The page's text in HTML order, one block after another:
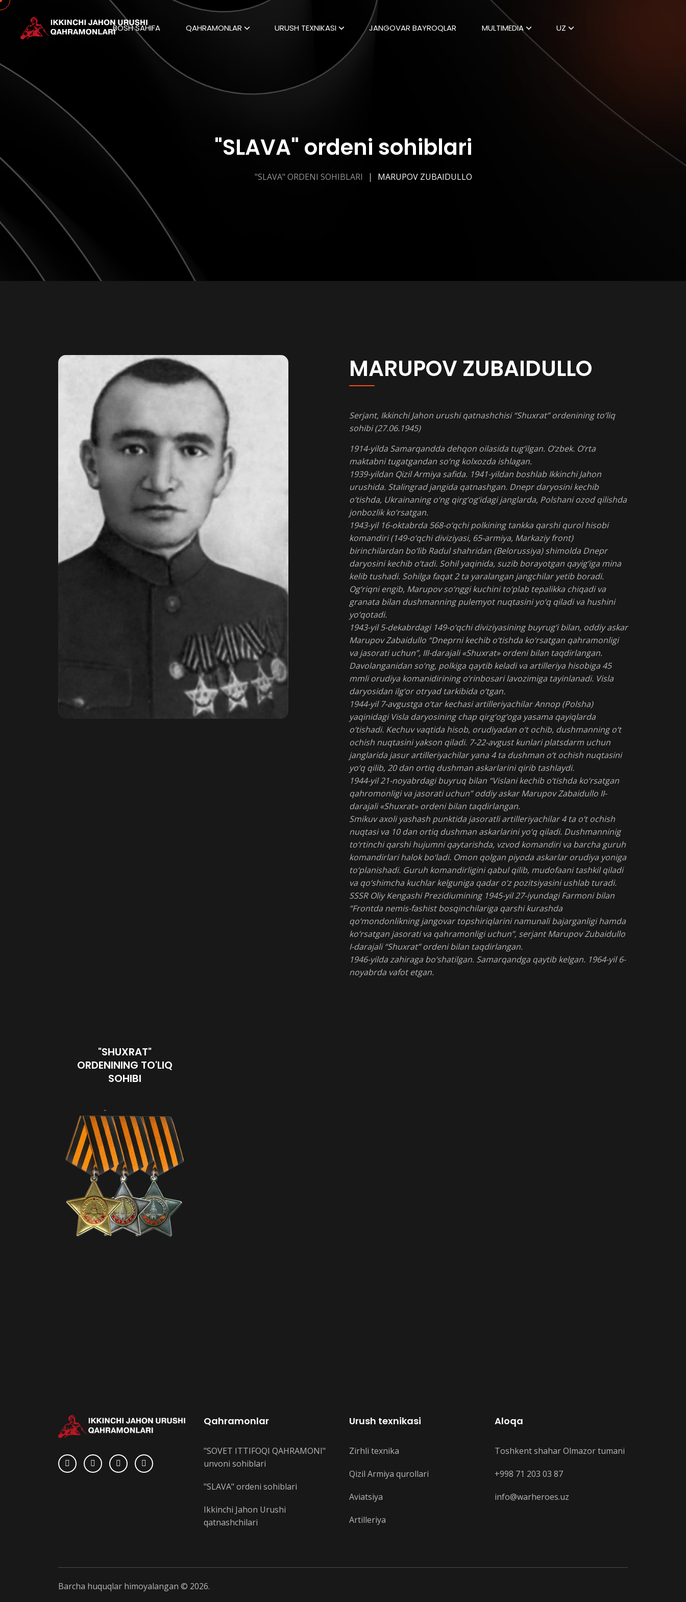
BOSH SAHIFA QAHRAMONLAR URUSH TEXNIKASI JANGOVAR BAYROQLAR MULTIMEDIA UZ
"SLAVA" ordeni sohiblari
"SLAVA" ORDENI SOHIBLARI MARUPOV ZUBAIDULLO
MARUPOV ZUBAIDULLO
Serjant, Ikkinchi Jahon urushi qatnashchisi “Shuxrat” ordenining to‘liq
sohibi (27.06.1945)
1914-yilda Samarqandda dehqon oilasida tug‘ilgan. O‘zbek. O‘rta
maktabni tugatgandan so‘ng kolxozda ishlagan.
1939-yildan Qizil Armiya safida. 1941-yildan boshlab Ikkinchi Jahon
urushida. Stalingrad jangida qatnashgan. Dnepr daryosini kechib
o‘tishda, Ukrainaning o‘ng qirg‘og‘idagi janglarda, Polshani ozod qilishda
jonbozlik ko‘rsatgan.
1943-yil 16-oktabrda 568-o‘qchi polkining tankka qarshi qurol hisobi
komandiri (149-o‘qchi diviziyasi, 65-armiya, Markaziy front)
birinchilardan bo‘lib Radul shahridan (Belorussiya) shimolda Dnepr
daryosini kechib o‘tadi. Sohil yaqinida, suzib borayotgan qayig‘iga mina
kelib tushadi. Sohilga faqat 2 ta yaralangan jangchilar yetib boradi.
Og‘riqni engib, Marupov so‘nggi kuchini to‘plab tepalikka chiqadi va
granata bilan dushmanning pulemyot nuqtasini yo‘q qiladi va hushini
yo‘qotadi.
1943-yil 5-dekabrdagi 149-o‘qchi diviziyasining buyrug‘i bilan, oddiy askar
Marupov Zabaidullo “Dneprni kechib o‘tishda ko‘rsatgan qahramonligi
va jasorati uchun”, III-darajali «Shuxrat» ordeni bilan taqdirlangan.
Davolanganidan so‘ng, polkiga qaytib keladi va artilleriya hisobiga 45
mmli orudiya komanidirining o‘rinbosari lavozimiga tayinlanadi. Visla
daryosidan ilg‘or otryad tarkibida o‘tgan.
1944-yil 7-avgustga o‘tar kechasi artilleriyachilar Annop (Polsha)
yaqinidagi Visla daryosining chap qirg‘og‘oga yasama qayiqlarda
o‘tishadi. Kechuv vaqtida hisob, orudiyadan o‘t ochib, dushmanning o‘t
ochish nuqtasini yakson qiladi. 7-22-avgust kunlari platsdarm uchun
janglarida jasur artilleriyachilar yana 4 ta dushman o‘t ochish nuqtasini
yo‘q qilib, 20 dan ortiq dushman askarlarini qirib tashlaydi.
1944-yil 21-noyabrdagi buyruq bilan “Vislani kechib o‘tishda ko‘rsatgan
qahromonligi va jasorati uchun” oddiy askar Marupov Zabaidullo II-
darajali «Shuxrat» ordeni bilan taqdirlangan.
Smikuv axoli yashash punktida jasoratli artilleriyachilar 4 ta o‘t ochish
nuqtasi va 10 dan ortiq dushman askarlarini yo‘q qiladi. Dushmanninig
to‘rtinchi qarshi hujumni qaytarishda, vzvod komandiri va barcha guruh
komandirlari halok bo‘ladi. Omon qolgan piyoda askarlar orudiya yoniga
to‘planishadi. Guruh komandirligini qabul qilib, mudofaani tashkil qiladi
va qo‘shimcha kuchlar kelguniga qadar o‘z pozitsiyasini ushlab turadi.
SSSR Oliy Kengashi Prezidiumining 1945-yil 27-iyundagi Farmoni bilan
“Frontda nemis-fashist bosqinchilariga qarshi kurashda
qo‘mondonlikning jangovar topshiriqlarini namunali bajarganligi hamda
ko‘rsatgan jasorati va qahramonligi uchun”, serjant Marupov Zubaidullo
I-darajali “Shuxrat” ordeni bilan taqdirlangan.
1946-yilda zahiraga bo‘shatilgan. Samarqandga qaytib kelgan. 1964-yil 6-
noyabrda vafot etgan.
"SHUXRAT"
ORDENINING TO'LIQ
SOHIBI
Qahramonlar
"SOVET ITTIFOQI QAHRAMONI"
unvoni sohiblari
"SLAVA" ordeni sohiblari
Ikkinchi Jahon Urushi
qatnashchilari
Urush texnikasi
Zirhli texnika
Qizil Armiya qurollari
Aviatsiya
Artilleriya
Aloqa
Toshkent shahar Olmazor tumani
+998 71 203 03 87
info@warheroes.uz
Barcha huquqlar himoyalangan © 2026.